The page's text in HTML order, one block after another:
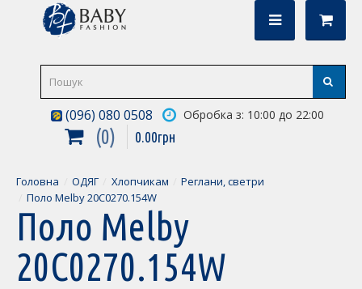
(096) 080 0508 Обробка з: 10:00 до 22:00
0 0.00грн
Головна ОДЯГ Хлопчикам
Реглани, светри
Поло Melby 20C0270.154W
Поло Melby
20C0270.154W